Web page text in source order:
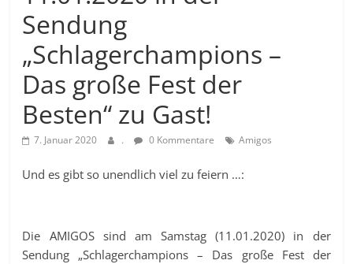
Sendung
„Schlagerchampions –
Das große Fest der
Besten“ zu Gast!
7. Januar 2020 . 0 Kommentare Amigos
Und es gibt so unendlich viel zu feiern …:
Die AMIGOS sind am Samstag (11.01.2020) in der
Sendung „Schlagerchampions – Das große Fest der